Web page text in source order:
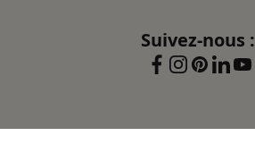
Suivez-nous :